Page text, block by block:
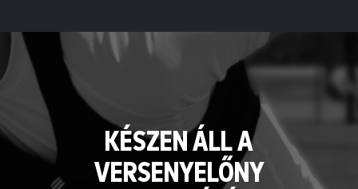
KÉSZEN ÁLL A
VERSENYELŐNY